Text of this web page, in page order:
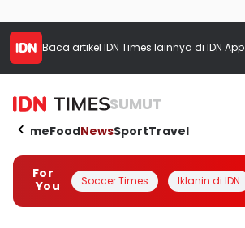
Baca artikel IDN Times lainnya di IDN App
SUMUT
HomeFoodNewsSportTravel
For
You
Soccer Times Iklanin di IDN